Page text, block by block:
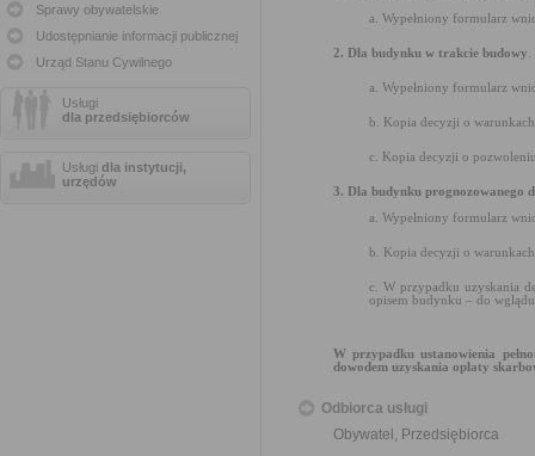
Sprawy obywatelskie
Udostępnianie informacji publicznej
Urząd Stanu Cywilnego
Usługi
dla przedsiębiorców
Usługi dla instytucji,
urzędów
a. Wypełniony formularz
2. Dla budynku w trakcie budowy
a. Wypełniony formularz
b. Kopia decyzji o
c. Kopia decyzji o
3. Dla budynku prognozowanego
a. Wypełniony formularz
b. Kopia decyzji o
c. W przypadku uzyskania
opisem budynku – do wglądu
W przypadku ustanowienia
dowodem uzyskania opłaty
Odbiorca usługi
Obywatel, Przedsiębiorca